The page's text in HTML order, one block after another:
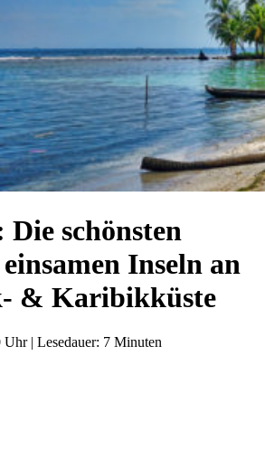
schönsten
Inseln an
& Karibikküste
Uhr| Lesedauer: 7 Minuten